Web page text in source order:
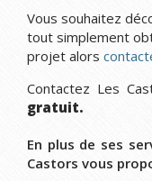
Vous souhaitez
tout simplement
projet alors
Contactez Les
gratuit.
En plus de ses
Castors vous